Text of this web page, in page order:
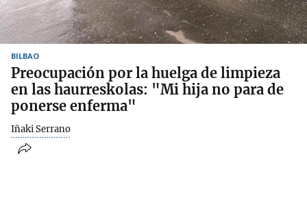
BILBAO
Preocupación por la huelga de limpieza
en las haurreskolas: "Mi hija no para de
ponerse enferma"
Iñaki Serrano